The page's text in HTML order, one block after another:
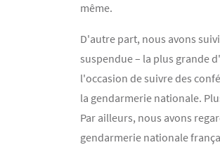
même.
D'autre part, nous avons
suspendue – la plus grande
l'occasion de suivre des
la gendarmerie nationale.
Par ailleurs, nous avons
gendarmerie nationale